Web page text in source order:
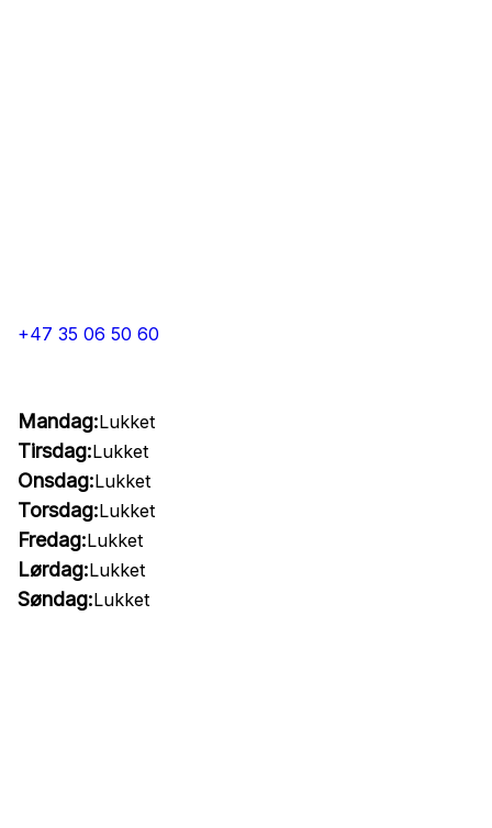
+47 35 06 50 60
Mandag:Lukket
Tirsdag:Lukket
Onsdag:Lukket
Torsdag:Lukket
Fredag:Lukket
Lørdag:Lukket
Søndag:Lukket